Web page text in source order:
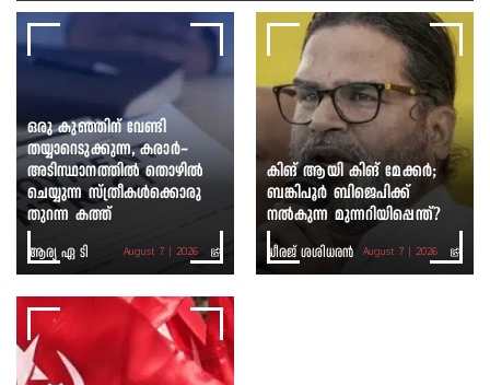
ഒരു കുഞ്ഞിന് വേണ്ടി
തയ്യാറെടുക്കുന്ന, കരാർ-
അടിസ്ഥാനത്തിൽ തൊഴിൽ
ചെയ്യുന്ന സ്ത്രീകൾക്കൊരു
തുറന്ന കത്ത്
ആര്യ ഏ ടി August 7 | 2026
കിങ് ആയി കിങ് മേക്കർ;
ബങ്കിപൂർ ബിജെപിക്ക്
നൽകുന്ന മുന്നറിയിപ്പെന്ത്?
ധീരജ് ശശിധരൻ August 7 | 2026